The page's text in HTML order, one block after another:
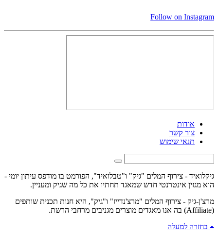
Follow on Instagram
אודות
צור קשר
תנאי שימוש
גיקלואיד - צירוף המלים "גיק" ו"טבלואיד", הפורמט בו מודפס עיתון יומי -
הוא מגזין אינטרנטי חדש שמאגד תחתיו את כל מה שגיק ומעניין.
מרצ'ן-גיק - צירוף המלים "מרצ'נדייז" ו"גיק", היא חנות תכנית שותפים
(Affiliate) בה אנו מאגדים מוצרים מגניבים מרחבי הרשת.
בחזרה למעלה